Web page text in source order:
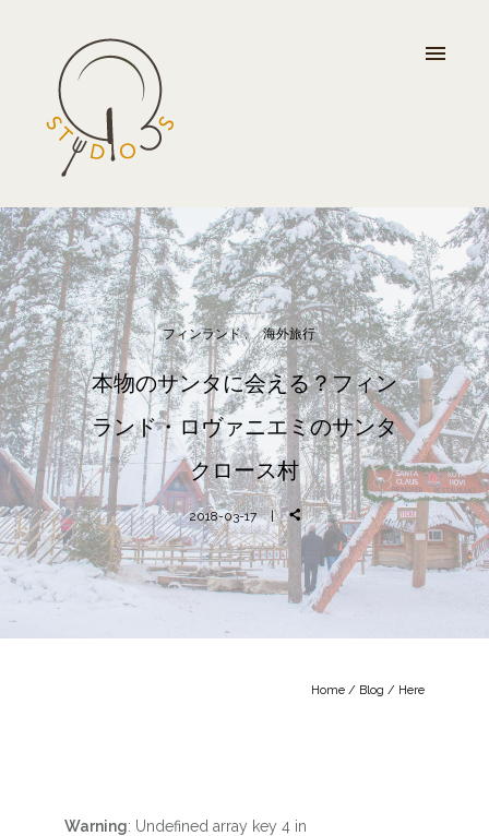
フィンランド 海外旅行
本物のサンタに会える？フィン
ランド・ロヴァニエミのサンタ
クロース村
2018-03-17
Home / Blog / Here
Warning: Undefined array key 4 in